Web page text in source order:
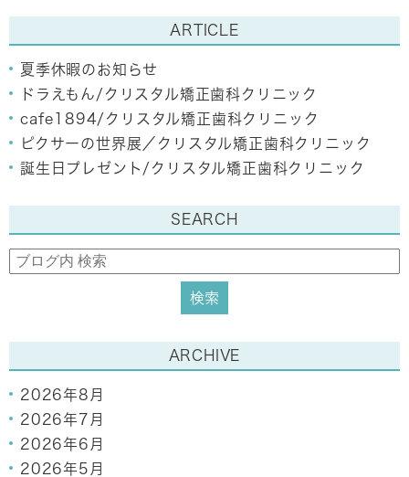
ARTICLE
夏季休暇のお知らせ
ドラえもん/クリスタル矯正歯科クリニック
cafe1894/クリスタル矯正歯科クリニック
ピクサーの世界展／クリスタル矯正歯科クリニック
誕生日プレゼント/クリスタル矯正歯科クリニック
SEARCH
ARCHIVE
2026年8月
2026年7月
2026年6月
2026年5月